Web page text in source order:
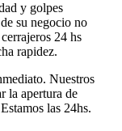
y golpes
su negocio no
24 hs
rapidez.
Nuestros
la apertura de
las 24hs.